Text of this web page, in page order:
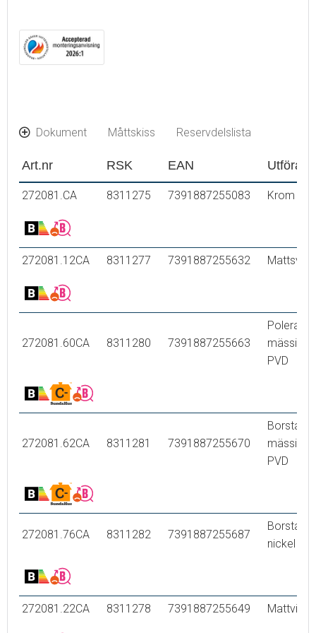
Dokument Måttskiss Reservdelslista
Art.nr RSK EAN
272081.CA 8311275 7391887255083 Krom
272081.12CA 8311277 7391887255632 Mattsvart
272081.60CA 8311280 7391887255663
Polerad
mässing
PVD
272081.62CA 8311281 7391887255670
Borstad
mässing
PVD
272081.76CA 8311282 7391887255687
Borstad
nickel
272081.22CA 8311278 7391887255649 Mattvit